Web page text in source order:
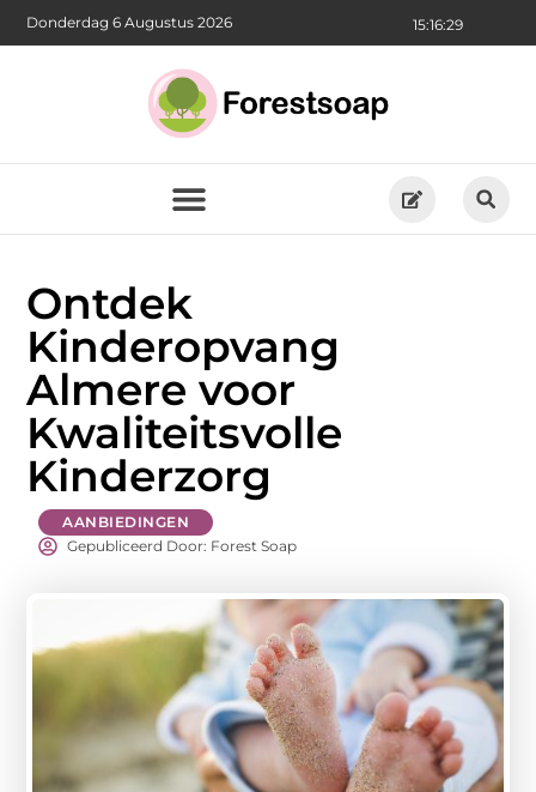
15:16:31
Donderdag 6 Augustus 2026
Ontdek
Kinderopvang
Almere voor
Kwaliteitsvolle
Kinderzorg
AANBIEDINGEN
Gepubliceerd Door: Forest Soap